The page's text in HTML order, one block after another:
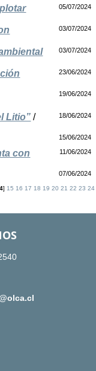
05/07/2024
03/07/2024
03/07/2024
23/06/2024
19/06/2024
Litio” /
18/06/2024
15/06/2024
con
11/06/2024
07/06/2024
] 15 16 17 18 19 20 21 22 23 24